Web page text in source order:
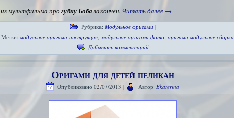
из мультфильма про губку Бобазакончен. Читать далее →
Рубрика: Модульное оригами |
Метки: модульное оригами инструкция,модульное оригами фото, оригами модульное сборка
Добавить комментарий
Оригами для детей пеликан
Опубликовано 02/07/2013 | Автор: Ekaterina